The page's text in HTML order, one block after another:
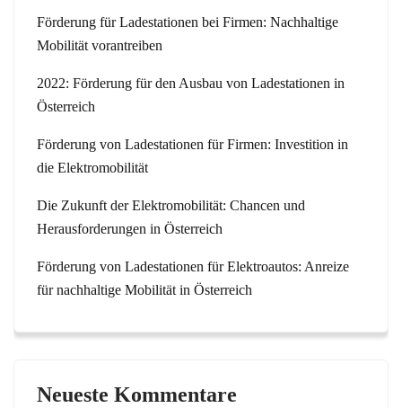
Förderung für Ladestationen bei Firmen: Nachhaltige
Mobilität vorantreiben
2022: Förderung für den Ausbau von Ladestationen in
Österreich
Förderung von Ladestationen für Firmen: Investition in
die Elektromobilität
Die Zukunft der Elektromobilität: Chancen und
Herausforderungen in Österreich
Förderung von Ladestationen für Elektroautos: Anreize
für nachhaltige Mobilität in Österreich
Neueste Kommentare